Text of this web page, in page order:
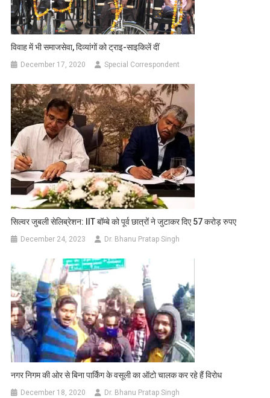
विवाह में भी समाजसेवा, दिव्यांगों को ट्राइ-साइकिलें दीं
December 17, 2020 Special Correspondent
सिल्वर जुबली सेलिब्रेशन: IIT बॉम्बे को पूर्व छात्रों ने जुटाकर दिए 57 करोड़ रुपए
December 24, 2023 Dr. Bhanu Pratap Singh
नगर निगम की ओर से बिना पार्किंग के वसूली का ऑटो चालक कर रहे हैं विरोध
December 18, 2020 Dr. Bhanu Pratap Singh